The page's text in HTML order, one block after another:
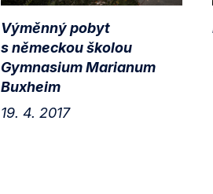
Výměnný pobyt
s německou školou
Gymnasium Marianum
Buxheim
19. 4. 2017